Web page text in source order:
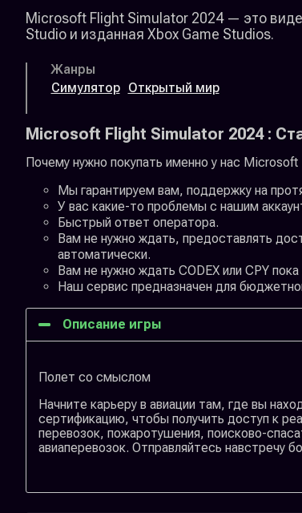
Microsoft Flight Simulator 2024 — это
Studio и изданная Xbox Game Studios.
Жанры
Симулятор
Открытый мир
Microsoft Flight Simulator 2024 :
Почему нужно покупать именно у нас
Мы гарантируем вам, поддержку на
У вас какие-то проблемы с нашим
Быстрый ответ оператора.
Вам не нужно ждать, предоставлять
автоматически.
Вам не нужно ждать CODEX или CPY
Наш сервис предназначен для
Описание игры
Полет со смыслом
Начните карьеру в авиации там, где вы
сертификацию, чтобы получить доступ к
перевозок, пожаротушения, поисково-
авиаперевозок. Отправляйтесь навстречу